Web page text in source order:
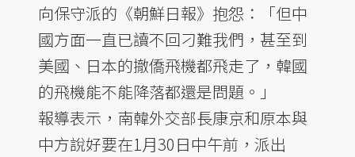
向保守派的《朝鮮日報》抱怨：「但中
國方面一直已讀不回刁難我們，甚至到
美國、日本的撤僑飛機都飛走了，韓國
的飛機能不能降落都還是問題。」
報導表示，南韓外交部長康京和原本與
中方說好要在1月30日中午前，派出